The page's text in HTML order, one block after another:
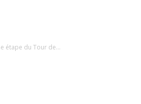
étape du Tour de...